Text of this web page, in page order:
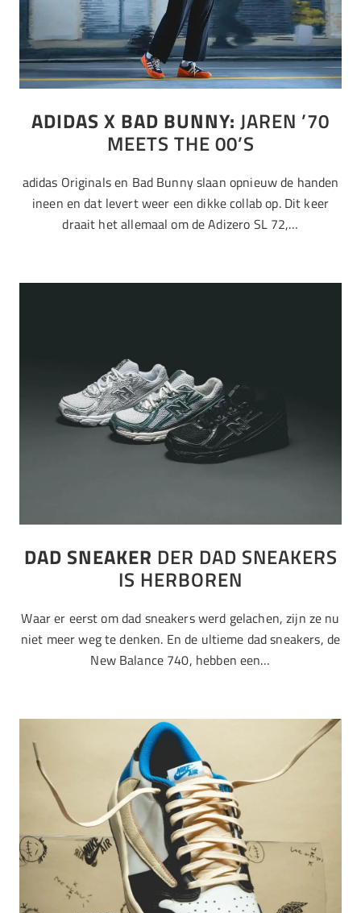
ADIDAS X BAD BUNNY: JAREN ’70
MEETS THE 00’S
adidas Originals en Bad Bunny slaan opnieuw de handen
ineen en dat levert weer een dikke collab op. Dit keer
draait het allemaal om de Adizero SL 72,…
DAD SNEAKER DER DAD SNEAKERS
IS HERBOREN
Waar er eerst om dad sneakers werd gelachen, zijn ze nu
niet meer weg te denken. En de ultieme dad sneakers, de
New Balance 740, hebben een…